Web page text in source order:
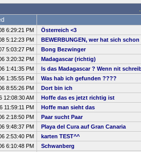
6:29:21 PM
Österreich <3
5:12:23 PM
BEWERBUNGEN, wer hat sich
5:03:27 PM
Bong Bezwinger
3:20:32 PM
Madagascar (richtig)
1:41:35 PM
Is das Madagascar ? Wenn nit
1:35:55 PM
Was hab ich gefunden ????
8:55:26 PM
Dort bin ich
12:08:30 AM
Hoffe das es jetzt richtig ist
11:59:11 PM
Hoffe man sieht das
2:18:50 PM
Paar sucht Paar
9:48:37 PM
Playa del Cura auf Gran Canaria
2:53:40 PM
karten TEST^^
6:10:48 PM
Schwanberg